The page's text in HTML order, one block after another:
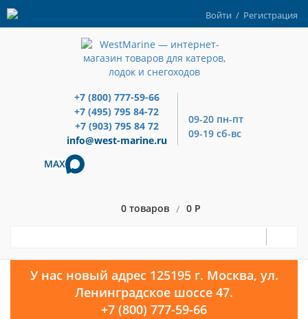
Войти / Регистрация
+7 (800) 777-59-66
+7 (495) 795 84-72
+7 (903) 795 84 72
info@west-marine.ru
09-20 пн-пт
09-19 сб-вс
MAX
0 товаров / 0 Р
У нас новый адрес 125195 г. Москва, ул.
Ленинградское шоссе 47.
+7 (800) 777-59-66